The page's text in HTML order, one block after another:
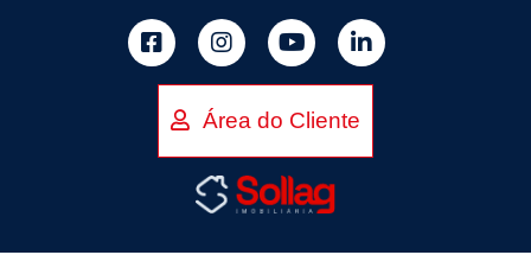
Área do Cliente